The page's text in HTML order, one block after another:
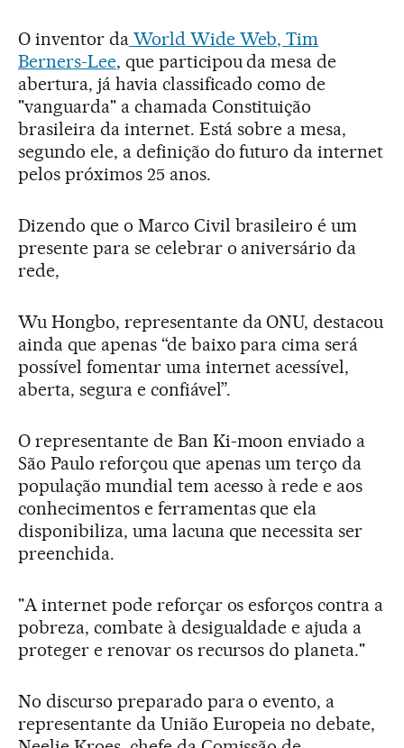
O inventor daWorld Wide Web, Tim
Berners-Lee, que participou da mesa de
abertura, já havia classificado como de
"vanguarda" a chamada Constituição
brasileira da internet. Está sobre a mesa,
segundo ele, a definição do futuro da internet
pelos próximos 25 anos.
Dizendo que o Marco Civil brasileiro é um
presente para se celebrar o aniversário da
rede,
Wu Hongbo, representante da ONU, destacou
ainda que apenas “de baixo para cima será
possível fomentar uma internet acessível,
aberta, segura e confiável”.
O representante de Ban Ki-moon enviado a
São Paulo reforçou que apenas um terço da
população mundial tem acesso à rede e aos
conhecimentos e ferramentas que ela
disponibiliza, uma lacuna que necessita ser
preenchida.
"A internet pode reforçar os esforços contra a
pobreza, combate à desigualdade e ajuda a
proteger e renovar os recursos do planeta."
No discurso preparado para o evento, a
representante da União Europeia no debate,